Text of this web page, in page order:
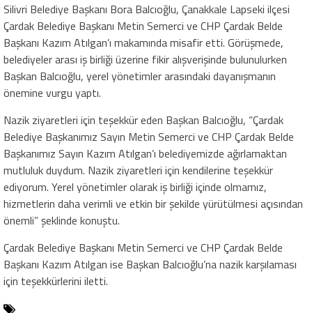
Silivri Belediye Başkanı Bora Balcıoğlu, Çanakkale Lapseki ilçesi
Çardak Belediye Başkanı Metin Semerci ve CHP Çardak Belde
Başkanı Kazım Atılgan’ı makamında misafir etti. Görüşmede,
belediyeler arası iş birliği üzerine fikir alışverişinde bulunulurken
Başkan Balcıoğlu, yerel yönetimler arasındaki dayanışmanın
önemine vurgu yaptı.
Nazik ziyaretleri için teşekkür eden Başkan Balcıoğlu, “Çardak
Belediye Başkanımız Sayın Metin Semerci ve CHP Çardak Belde
Başkanımız Sayın Kazım Atılgan’ı belediyemizde ağırlamaktan
mutluluk duydum. Nazik ziyaretleri için kendilerine teşekkür
ediyorum. Yerel yönetimler olarak iş birliği içinde olmamız,
hizmetlerin daha verimli ve etkin bir şekilde yürütülmesi açısından
önemli” şeklinde konuştu.
Çardak Belediye Başkanı Metin Semerci ve CHP Çardak Belde
Başkanı Kazım Atılgan ise Başkan Balcıoğlu’na nazik karşılaması
için teşekkürlerini iletti.